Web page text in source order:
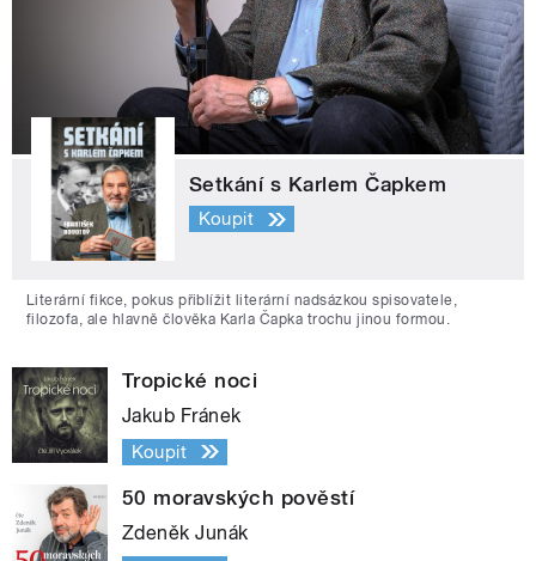
Setkání s Karlem Čapkem
Koupit
Literární fikce, pokus přiblížit literární nadsázkou spisovatele,
filozofa, ale hlavně člověka Karla Čapka trochu jinou formou.
Tropické noci
Jakub Fránek
Koupit
50 moravských pověstí
Zdeněk Junák